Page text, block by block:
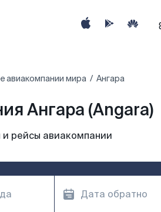
авиакомпании мира Ангара
Ангара (Angara)
рейсы авиакомпании